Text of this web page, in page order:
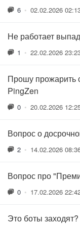
6 • 02.02.2026
Не работает
1 • 22.02.2026
Прошу прожарить
PingZen
0 • 20.02.2026
Вопрос о
2 • 14.02.2026
Вопрос про
0 • 17.02.2026
Это боты заходят?